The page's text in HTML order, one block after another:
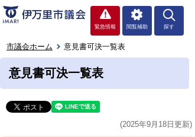
緊急情報 閲覧補助 探す
市議会ホーム 意見書可決一覧表
意見書可決一覧表
(2025年9月18日更新)